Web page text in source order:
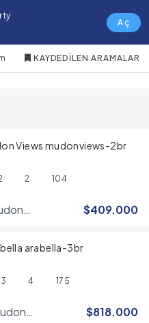
Aç
Emlak
KAYDEDILEN ARAMALAR
Views mudonviews-2br
2 104
$409.000
arabella-3br
3 4 175
$818.000